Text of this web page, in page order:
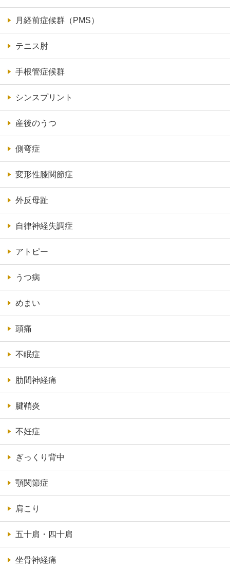
月経前症候群（PMS）
テニス肘
手根管症候群
シンスプリント
産後のうつ
側弯症
変形性膝関節症
外反母趾
自律神経失調症
アトピー
うつ病
めまい
頭痛
不眠症
肋間神経痛
腱鞘炎
不妊症
ぎっくり背中
顎関節症
肩こり
五十肩・四十肩
坐骨神経痛